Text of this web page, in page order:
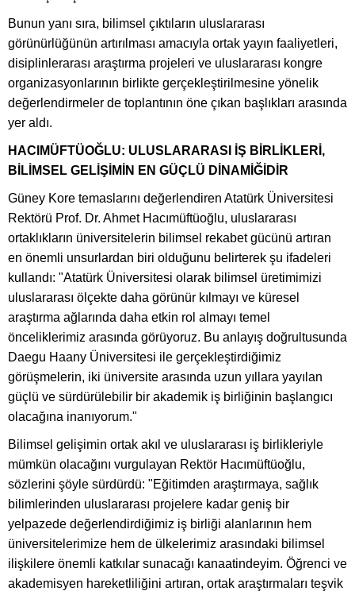
Bunun yanı sıra, bilimsel çıktıların uluslararası
görünürlüğünün artırılması amacıyla ortak yayın faaliyetleri,
disiplinlerarası araştırma projeleri ve uluslararası kongre
organizasyonlarının birlikte gerçekleştirilmesine yönelik
değerlendirmeler de toplantının öne çıkan başlıkları arasında
yer aldı.
HACIMÜFTÜOĞLU: ULUSLARARASI İŞ BİRLİKLERİ,
BİLİMSEL GELİŞİMİN EN GÜÇLÜ DİNAMİĞİDİR
Güney Kore temaslarını değerlendiren Atatürk Üniversitesi
Rektörü Prof. Dr. Ahmet Hacımüftüoğlu, uluslararası
ortaklıkların üniversitelerin bilimsel rekabet gücünü artıran
en önemli unsurlardan biri olduğunu belirterek şu ifadeleri
kullandı: "Atatürk Üniversitesi olarak bilimsel üretimimizi
uluslararası ölçekte daha görünür kılmayı ve küresel
araştırma ağlarında daha etkin rol almayı temel
önceliklerimiz arasında görüyoruz. Bu anlayış doğrultusunda
Daegu Haany Üniversitesi ile gerçekleştirdiğimiz
görüşmelerin, iki üniversite arasında uzun yıllara yayılan
güçlü ve sürdürülebilir bir akademik iş birliğinin başlangıcı
olacağına inanıyorum."
Bilimsel gelişimin ortak akıl ve uluslararası iş birlikleriyle
mümkün olacağını vurgulayan Rektör Hacımüftüoğlu,
sözlerini şöyle sürdürdü: "Eğitimden araştırmaya, sağlık
bilimlerinden uluslararası projelere kadar geniş bir
yelpazede değerlendirdiğimiz iş birliği alanlarının hem
üniversitelerimize hem de ülkelerimiz arasındaki bilimsel
ilişkilere önemli katkılar sunacağı kanaatindeyim. Öğrenci ve
akademisyen hareketliliğini artıran, ortak araştırmaları teşvik